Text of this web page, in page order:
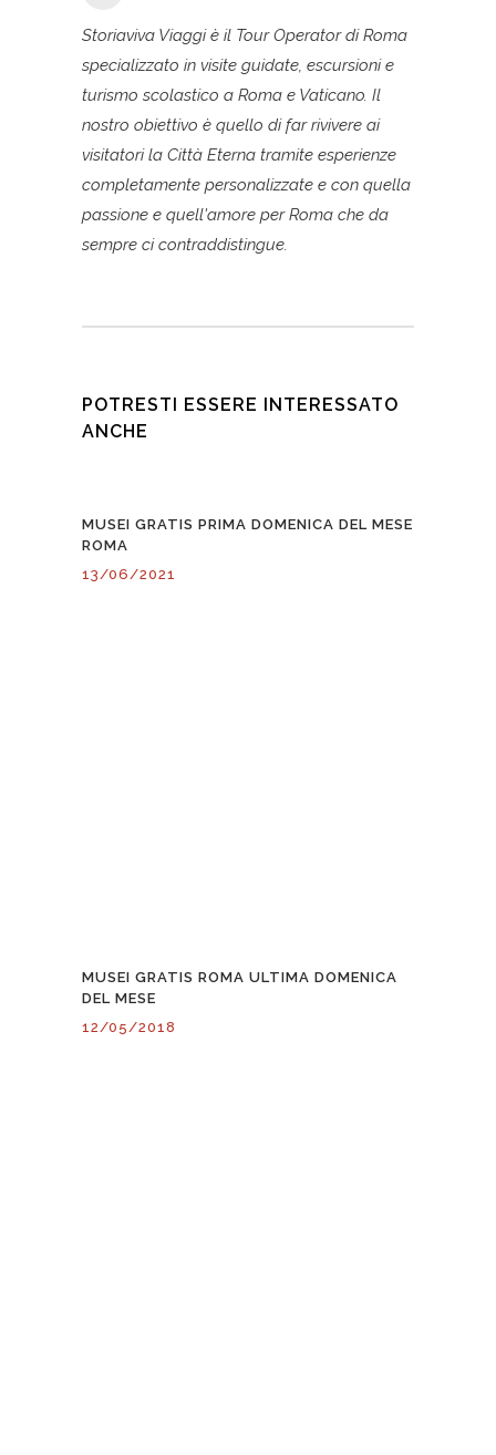
Storiaviva Viaggi è il Tour Operator di Roma
specializzato in visite guidate, escursioni e
turismo scolastico a Roma e Vaticano. Il
nostro obiettivo è quello di far rivivere ai
visitatori la Città Eterna tramite esperienze
completamente personalizzate e con quella
passione e quell'amore per Roma che da
sempre ci contraddistingue.
POTRESTI ESSERE INTERESSATO
ANCHE
MUSEI GRATIS PRIMA DOMENICA DEL MESE
ROMA
13/06/2021
MUSEI GRATIS ROMA ULTIMA DOMENICA
DEL MESE
12/05/2018